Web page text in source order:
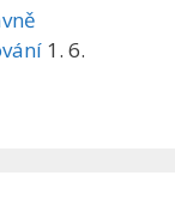
1. 6.